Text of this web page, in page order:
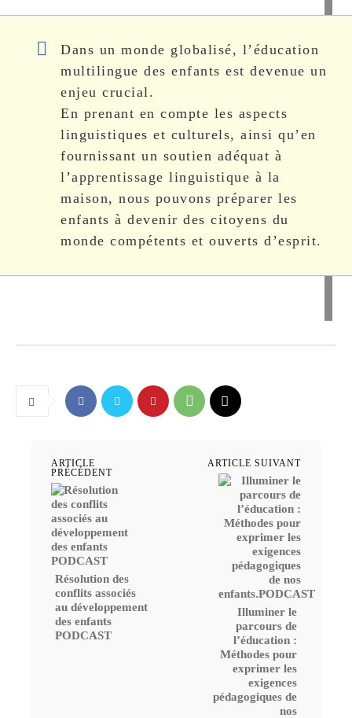
Dans un monde globalisé, l’éducation
multilingue des enfants est devenue un
enjeu crucial.
En prenant en compte les aspects
linguistiques et culturels, ainsi qu’en
fournissant un soutien adéquat à
l’apprentissage linguistique à la
maison, nous pouvons préparer les
enfants à devenir des citoyens du
monde compétents et ouverts d’esprit.
ARTICLE
PRÉCÉDENT
Résolution des
conflits associés
au développement
des enfants
PODCAST
ARTICLE SUIVANT
Illuminer le
parcours de
l’éducation :
Méthodes pour
exprimer les
exigences
pédagogiques de
nos